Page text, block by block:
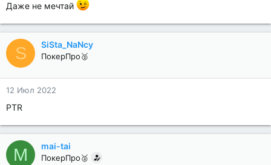
Даже не мечтай
S SiSta_NaNcy
ПокерПро🥈
12 Июл 2022
PTR
M mai-tai
ПокерПро🥈